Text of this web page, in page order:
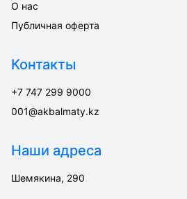
О нас
Публичная оферта
Контакты
+7 747 299 9000
001@akbalmaty.kz
Наши адреса
Шемякина, 290